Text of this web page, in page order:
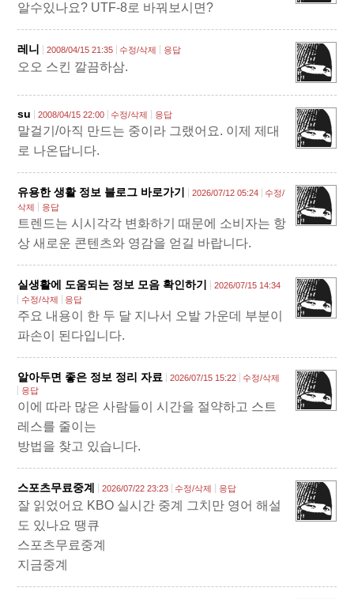
알수있나요? UTF-8로 바꿔보시면?
레니 2008/04/15 21:35 수정/삭제 응답
오오 스킨 깔끔하삼.
su 2008/04/15 22:00 수정/삭제 응답
말걸기/아직 만드는 중이라 그랬어요. 이제 제대
로 나온답니다.
유용한 생활 정보 블로그 바로가기 2026/07/12 05:24
수정/
삭제
응답
트렌드는 시시각각 변화하기 때문에 소비자는 항
상 새로운 콘텐츠와 영감을 얻길 바랍니다.
실생활에 도움되는 정보 모음 확인하기
2026/07/15 14:34
수정/삭제
응답
주요 내용이 한 두 달 지나서 오발 가운데 부분이
파손이 된다입니다.
알아두면 좋은 정보 정리 자료 2026/07/15 15:22
수정/삭제
응답
이에 따라 많은 사람들이 시간을 절약하고 스트
레스를 줄이는
방법을 찾고 있습니다.
스포츠무료중계 2026/07/22 23:23 수정/삭제 응답
잘 읽었어요 KBO 실시간 중계 그치만 영어 해설
도 있나요 땡큐
스포츠무료중계
지금중계